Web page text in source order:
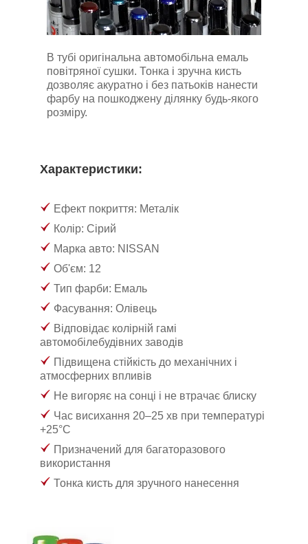
В тубі оригінальна автомобільна емаль
повітряної сушки. Тонка і зручна кисть
дозволяє акуратно і без патьоків нанести
фарбу на пошкоджену ділянку будь-якого
розміру.
Характеристики:
Ефект покриття: Металік
Колір: Сірий
Марка авто: NISSAN
Об'єм: 12
Тип фарби: Емаль
Фасування: Олівець
Відповідає колірній гамі
автомобілебудівних заводів
Підвищена стійкість до механічних і
атмосферних впливів
Не вигоряє на сонці і не втрачає блиску
Час висихання 20–25 хв при температурі
+25°С
Призначений для багаторазового
використання
Тонка кисть для зручного нанесення